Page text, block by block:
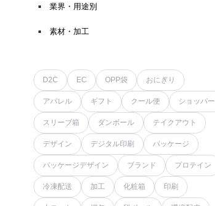
業界・用途別
素材・加工
D2C EC OPP袋 おにぎり
アパレル ギフト クール便 ショッパー
スリーブ箱 ダンボール テイクアウト
デザイン デジタル印刷 パッケージ
パッケージデザイン ブランド プロテイン
冷凍配送 加工 化粧箱 印刷